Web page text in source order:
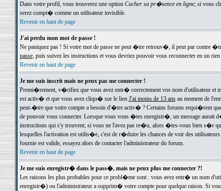
Dans votre profil, vous trouverez une option Cacher sa pr�sence en ligne; si vous
serez compt� comme un utilisateur invisible.
Revenir en haut de page
J'ai perdu mon mot de passe !
Ne paniquez pas ! Si votre mot de passe ne peut �tre retrouv�, il peut par contre
passe, puis suivez les instructions et vous devriez pouvoir vous reconnecter en un rien
Revenir en haut de page
Je me suis inscrit mais ne peux pas me connecter !
Premi�rement, v�rifiez que vous avez entr� correctement vos nom d'utilisateur
est activ� et que vous avez cliqu� sur le lien J'ai moins de 13 ansau moment de
peut-�tre que votre compte a besoin d'�tre activ� ? Certains forums requi�rent
de pouvoir vous connecter. Lorsque vous vous �tes enregistr�, un message aurait
instructions qui s'y trouvent; si vous ne l'avez pas re�u, alors �tes-vous bien s�r
lesquelles l'activation est utilis�e, c'est de r�duire les chances de voir des
fournie est valide, essayez alors de contacter l'administrateur du forum.
Revenir en haut de page
Je me suis enregistr� dans le pass�, mais ne peux plus me connecter ?!
Les raisons les plus probables pour ce probl�me sont : vous avez entr� un nom
enregistr�) ou l'administrateur a supprim� votre compte pour quelque raison. Si